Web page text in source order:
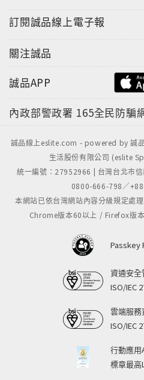
訂閱誠品線上電子報
關注誠品
誠品APP
內政部警政署 165全民防騙
誠品線上eslite.com - powered by 誠
生活股份有限公司 (eslite
統一編號：27952966 | 台灣台北市
0800-666-798／
本網站已依台灣網站內容分級規定處
Chrome版本60以上 / Firefox版
Passkey
資通安全
ISO/IEC
雲端服務
ISO/IEC
行動應用
標章最高